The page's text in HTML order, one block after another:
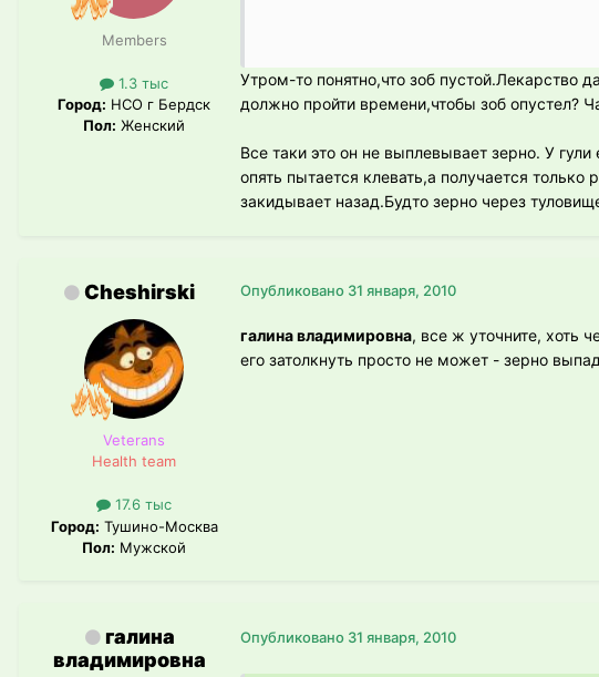
Members
1.3 тыс
Город: НСО г Бердск
Пол: Женский
Утром-то понятно,что зоб пустой.Лекарство
должно пройти времени,чтобы зоб опустел?
Все таки это он не выплевывает зерно. У
опять пытается клевать,а получается
закидывает назад.Будто зерно через
Cheshirski
Veterans
Health team
17.6 тыс
Город: Тушино-Москва
Пол: Мужской
Опубликовано 31 января, 2010
галина владимировна, все ж уточните, хоть
его затолкнуть просто не может - зерно
галина
владимировна
Опубликовано 31 января, 2010